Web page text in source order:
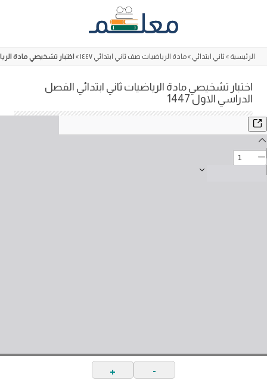
الرئيسية » ثاني ابتدائي »مادة الرياضيات صف ثاني ابتدائي ١٤٤٧ » اختبار تشخيصي مادة
اختبار تشخيصي مادة الرياضيات ثاني ابتدائي الفصل
الدراسي الاول 1447
-
+